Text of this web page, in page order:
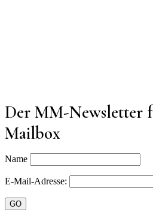
Der MM-Newsletter
Mailbox
Name
E-Mail-Adresse: